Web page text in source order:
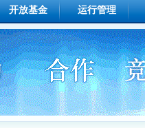
开放基金 运行管理